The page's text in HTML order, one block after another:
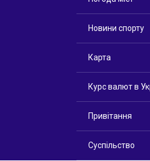
Новини спорту
Карта
Курс валют в
Привітання
Суспільство